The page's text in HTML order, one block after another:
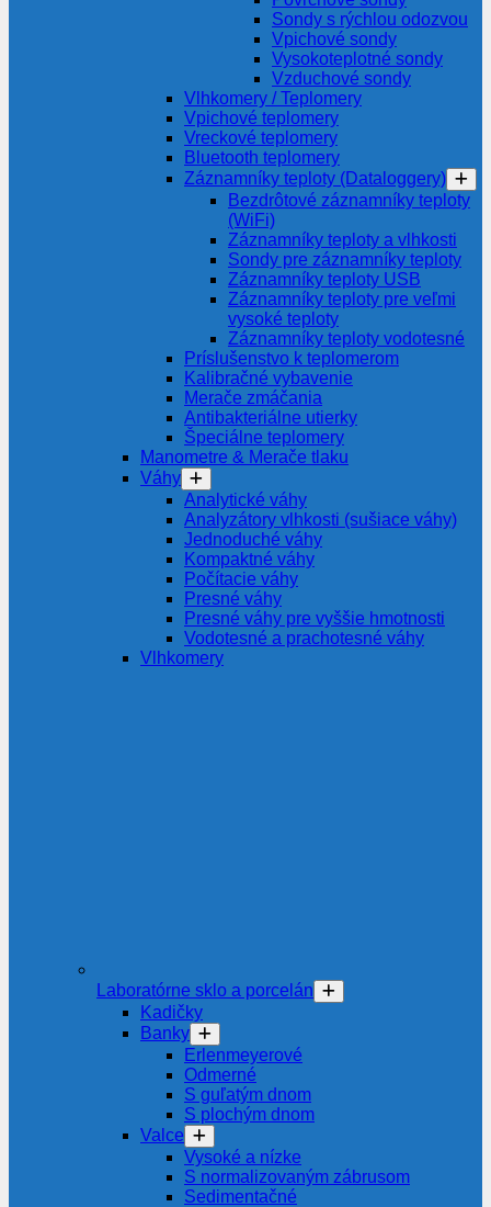
Sondy s rýchlou odozvou
Vpichové sondy
Vysokoteplotné sondy
Vzduchové sondy
Vlhkomery / Teplomery
Vpichové teplomery
Vreckové teplomery
Bluetooth teplomery
Záznamníky teploty (Dataloggery)
Bezdrôtové záznamníky teploty
(WiFi)
Záznamníky teploty a vlhkosti
Sondy pre záznamníky teploty
Záznamníky teploty USB
Záznamníky teploty pre veľmi
vysoké teploty
Záznamníky teploty vodotesné
Príslušenstvo k teplomerom
Kalibračné vybavenie
Merače zmáčania
Antibakteriálne utierky
Špeciálne teplomery
Manometre & Merače tlaku
Váhy
Analytické váhy
Analyzátory vlhkosti (sušiace váhy)
Jednoduché váhy
Kompaktné váhy
Počítacie váhy
Presné váhy
Presné váhy pre vyššie hmotnosti
Vodotesné a prachotesné váhy
Vlhkomery
Laboratórne sklo a porcelán
Kadičky
Banky
Erlenmeyerové
Odmerné
S guľatým dnom
S plochým dnom
Valce
Vysoké a nízke
S normalizovaným zábrusom
Sedimentačné